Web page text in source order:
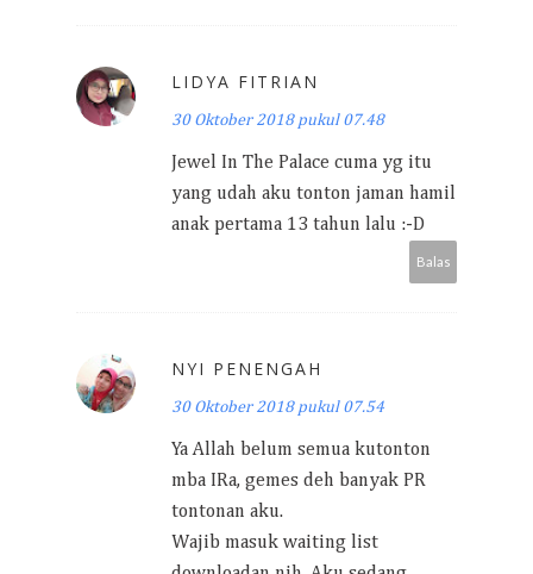
LIDYA FITRIAN
30 Oktober 2018 pukul 07.48
Jewel In The Palace cuma yg itu
yang udah aku tonton jaman hamil
anak pertama 13 tahun lalu :-D
Balas
NYI PENENGAH
30 Oktober 2018 pukul 07.54
Ya Allah belum semua kutonton
mba IRa, gemes deh banyak PR
tontonan aku.
Wajib masuk waiting list